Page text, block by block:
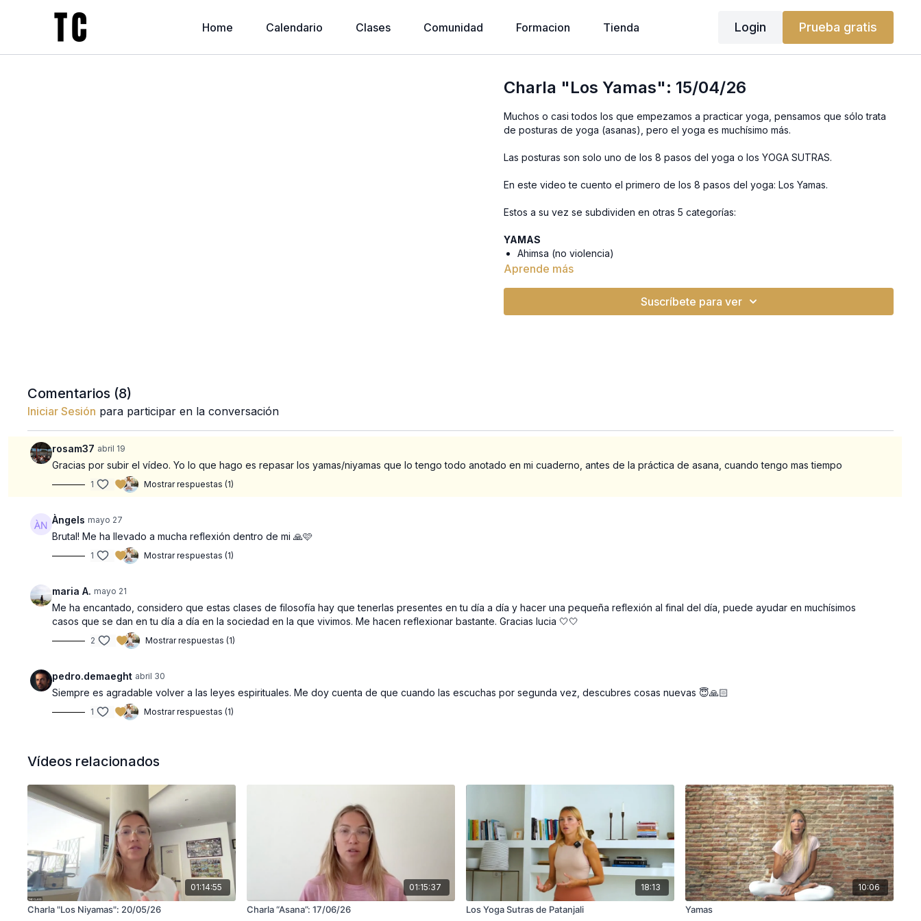
Home Calendario Clases Comunidad Formacion Tienda Login Prueba gratis
Charla "Los Yamas": 15/04/26
Muchos o casi todos los que empezamos a practicar yoga, pensamos que sólo trata
de posturas de yoga (asanas), pero el yoga es muchísimo más.
Las posturas son solo uno de los 8 pasos del yoga o los YOGA SUTRAS.
En este video te cuento el primero de los 8 pasos del yoga: Los Yamas.
Estos a su vez se subdividen en otras 5 categorías:
YAMAS
Ahimsa (no violencia)
Satya (verdad, honestidad)
Bramacharya (control de la energía, especialmente la sexual)
Aprende más
Suscríbete para ver
Comentarios (8)
Iniciar Sesión para participar en la conversación
rosam37 abril 19
Gracias por subir el vídeo. Yo lo que hago es repasar los yamas/niyamas que lo tengo todo anotado en mi cuaderno, antes de la práctica de asana, cuando tengo mas tiempo
1 Mostrar respuestas (1)
Àngels mayo 27
Brutal! Me ha llevado a mucha reflexión dentro de mi 🙏🩷
1 Mostrar respuestas (1)
maria A. mayo 21
Me ha encantado, considero que estas clases de filosofía hay que tenerlas presentes en tu día a día y hacer una pequeña reflexión al final del día, puede ayudar en muchísimos
casos que se dan en tu día a día en la sociedad en la que vivimos. Me hacen reflexionar bastante. Gracias lucia 🤍🤍
2 Mostrar respuestas (1)
pedro.demaeght abril 30
Siempre es agradable volver a las leyes espirituales. Me doy cuenta de que cuando las escuchas por segunda vez, descubres cosas nuevas 😇🙏🏻
1 Mostrar respuestas (1)
Vídeos relacionados
01:14:55
Charla "Los Niyamas": 20/05/26
01:15:37
Charla “Asana”: 17/06/26
18:13
Los Yoga Sutras de Patanjali
10:06
Yamas